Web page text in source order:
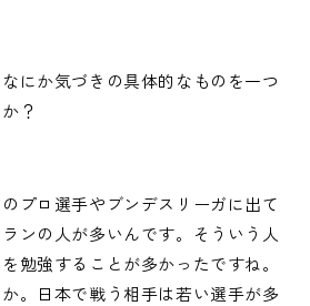
にか気づきの具体的なものを一つ
？
プロ選手やブンデスリーガに出て
ンの人が多いんです。そういう人
勉強することが多かったですね。
。日本で戦う相手は若い選手が多